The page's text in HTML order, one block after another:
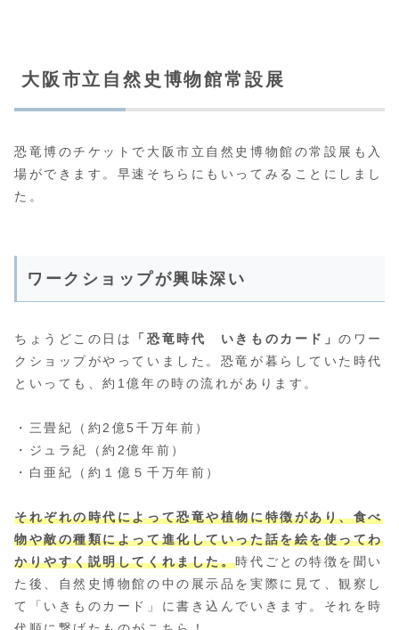
大阪市立自然史博物館常設展
恐竜博のチケットで大阪市立自然史博物館の常設展も入
場ができます。早速そちらにもいってみることにしまし
た。
ワークショップが興味深い
ちょうどこの日は 「恐竜時代 いきものカード」のワー
クショップがやっていました。恐竜が暮らしていた時代
といっても、約1億年の時の流れがあります。
・三畳紀（約2億5千万年前）
・ジュラ紀（約2億年前）
・白亜紀（約１億５千万年前）
それぞれの時代によって恐竜や植物に特徴があり、食べ
物や敵の種類によって進化していった話を絵を使ってわ
かりやすく説明してくれました。時代ごとの特徴を聞い
た後、自然史博物館の中の展示品を実際に見て、観察し
て「いきものカード」に書き込んでいきます。それを時